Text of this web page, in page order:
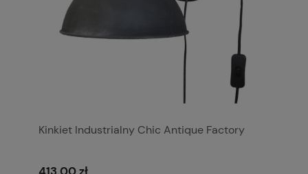
Kinkiet Industrialny Chic Antique Factory